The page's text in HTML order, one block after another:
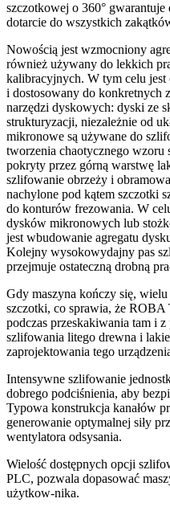
szczotkowej o 360° gwarantuje
dotarcie do wszystkich
Nowością jest wzmocniony
również używany do lekkich
kalibracyjnych. W tym celu jest
i dostosowany do konkretnych
narzędzi dyskowych: dyski ze
strukturyzacji, niezależnie od
mikronowe są używane do
tworzenia chaotycznego wzoru
pokryty przez górną warstwę
szlifowanie obrzeży i
nachylone pod kątem szczotki
do konturów frezowania. W
dysków mikronowych lub
jest wbudowanie agregatu
Kolejny wysokowydajny pas
przejmuje ostateczną drobną
Gdy maszyna kończy się,
szczotki, co sprawia, że ​​ROBA
podczas przeskakiwania tam i
szlifowania litego drewna i
zaprojektowania tego
Intensywne szlifowanie
dobrego podciśnienia, aby
Typowa konstrukcja kanałów
generowanie optymalnej siły
wentylatora odsysania.
Wielość dostępnych opcji
PLC, pozwala dopasować
użytkow-nika.